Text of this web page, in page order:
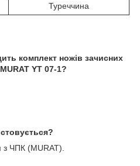
Туреччина
комплект ножів зачисних
MURAT YT 07-1?
з ЧПК (MURAT).